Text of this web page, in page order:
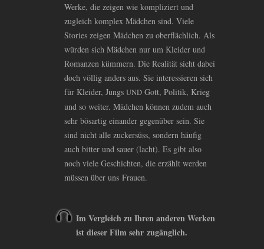
Werke, die zeigen wie kompliziert und
zugleich komplex Mädchen sind. Viele
Stories zeigen Mädchen zu oberflächlich. Als
würden sich Mädchen nur um Kleider und
Romanzen kümmern. Die Realität sieht dabei
doch völlig anders aus. Sie interessieren sich
für Kleider, Jungs UND Gott, Politik, Krieg
und so weiter. Mädchen können zudem auch
sehr bösartig einander gegenüber sein. Sie
sind nicht alle zuckersüss, sondern häufig
auch bitter und sauer (lacht). Es gibt also
noch viele Geschichten, die erzählt werden
müssen über uns Frauen.
Im Vergleich zu Ihren anderen Werken
ist dieser Film sehr zugänglich.